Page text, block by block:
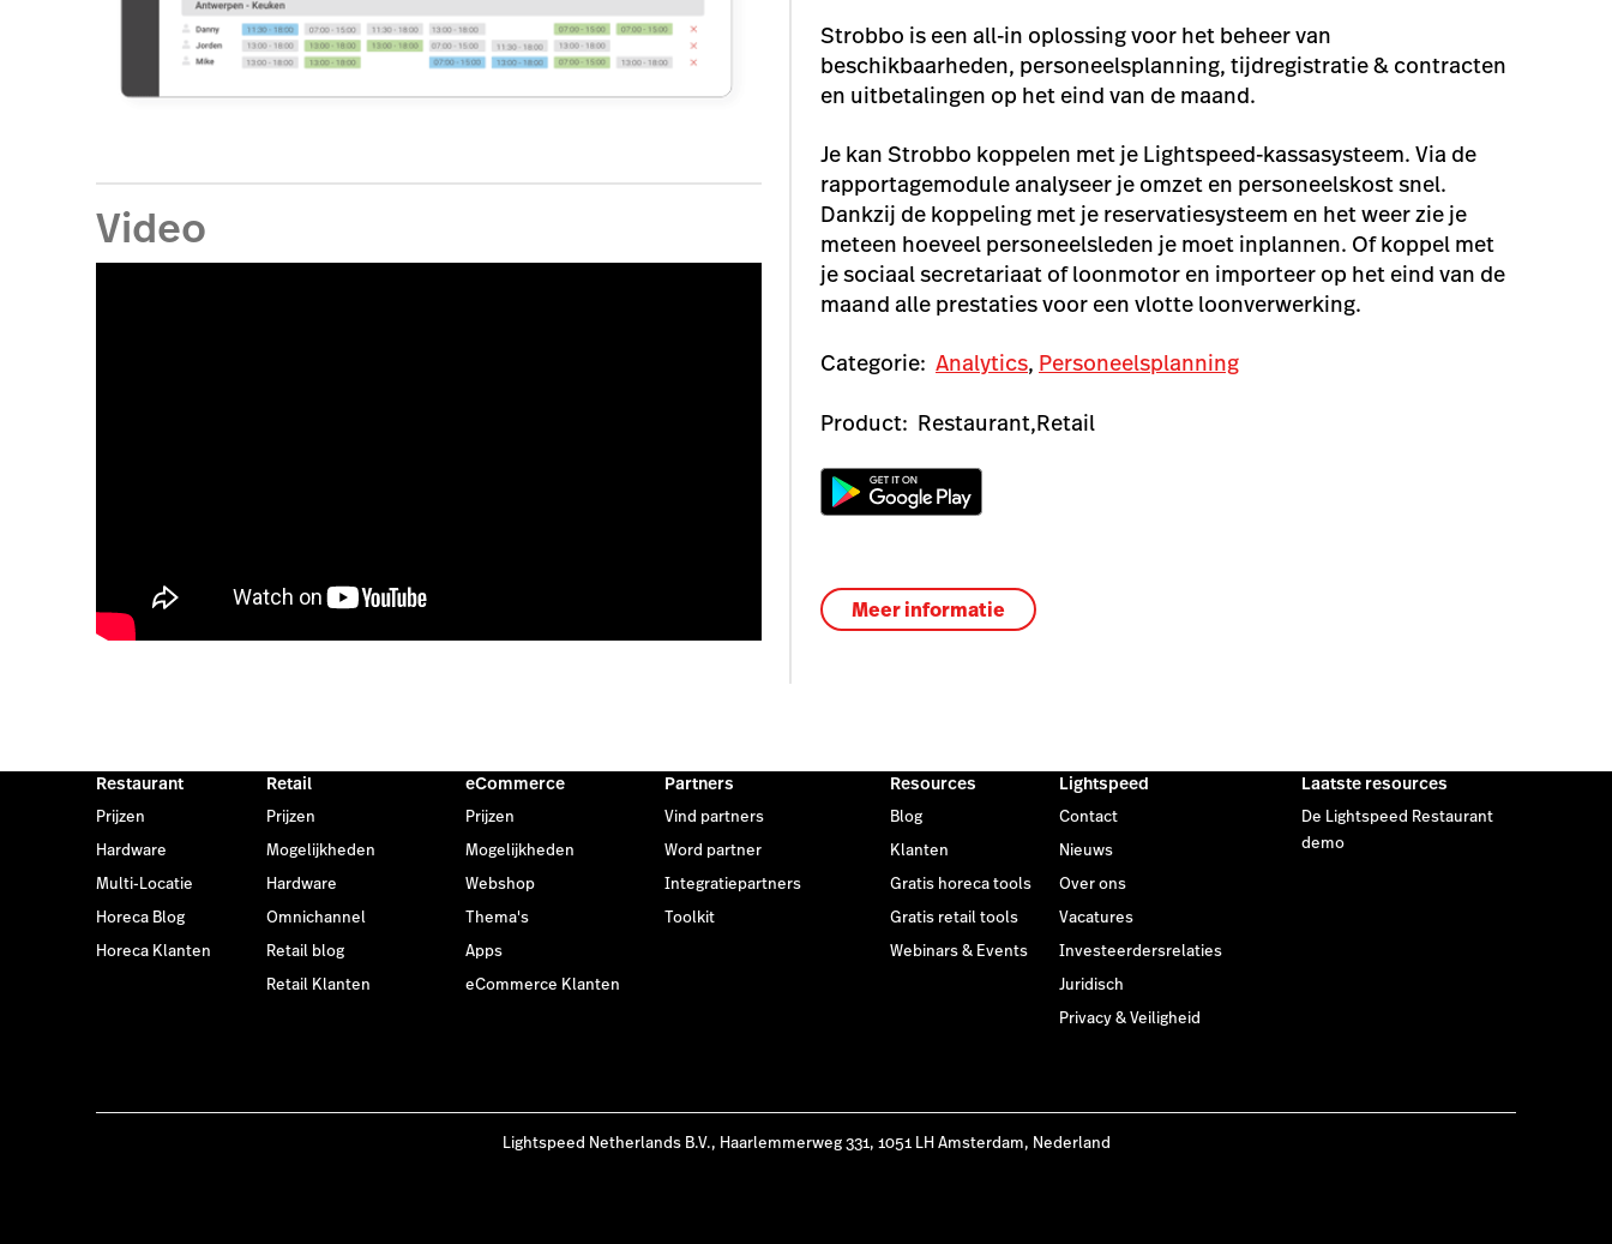
Video
Strobbo is een all-in oplossing voor het beheer van
beschikbaarheden, personeelsplanning, tijdregistratie & contracten
en uitbetalingen op het eind van de maand.
Je kan Strobbo koppelen met je Lightspeed-kassasysteem. Via de
rapportagemodule analyseer je omzet en personeelskost snel.
Dankzij de koppeling met je reservatiesysteem en het weer zie je
meteen hoeveel personeelsleden je moet inplannen. Of koppel met
je sociaal secretariaat of loonmotor en importeer op het eind van de
maand alle prestaties voor een vlotte loonverwerking.
Categorie: Analytics, Personeelsplanning
Product: Restaurant,Retail
Meer informatie
Restaurant
Prijzen
Hardware
Multi-Locatie
Horeca Blog
Horeca Klanten
Retail
Prijzen
Mogelijkheden
Hardware
Omnichannel
Retail blog
Retail Klanten
eCommerce
Prijzen
Mogelijkheden
Webshop
Thema's
Apps
eCommerce Klanten
Partners
Vind partners
Word partner
Integratiepartners
Toolkit
Resources
Blog
Klanten
Gratis horeca tools
Gratis retail tools
Webinars & Events
Lightspeed
Contact
Nieuws
Over ons
Vacatures
Investeerdersrelaties
Juridisch
Privacy & Veiligheid
Laatste resources
De Lightspeed Restaurant
demo
Lightspeed Netherlands B.V., Haarlemmerweg 331, 1051 LH Amsterdam, Nederland